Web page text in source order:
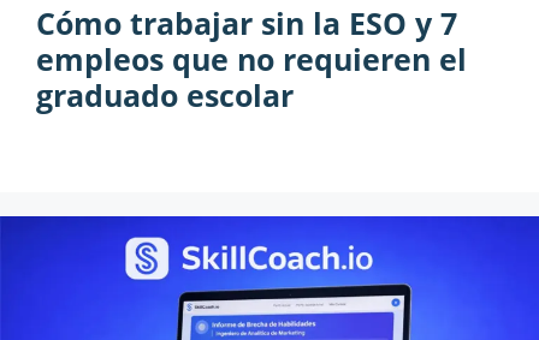
Cómo trabajar sin la ESO y 7
empleos que no requieren el
graduado escolar